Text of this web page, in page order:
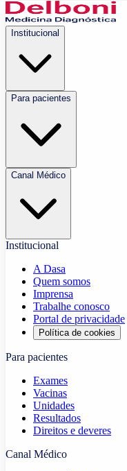
Institucional
Para pacientes
Canal Médico
Institucional
A Dasa
Quem somos
Imprensa
Trabalhe conosco
Portal de privacidade
Política de cookies
Para pacientes
Exames
Vacinas
Unidades
Resultados
Direitos e deveres
Canal Médico